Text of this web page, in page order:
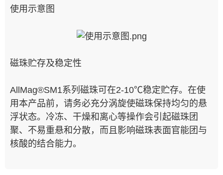
使用示意图
磁珠贮存及稳定性
AllMag®SM1系列磁珠可在2-10℃稳定贮存。在使
用本产品前，请务必充分涡旋使磁珠保持均匀的悬
浮状态。冷冻、干燥和离心等操作会引起磁珠团
聚、不易重悬和分散，而且影响磁珠表面官能团与
核酸的结合能力。